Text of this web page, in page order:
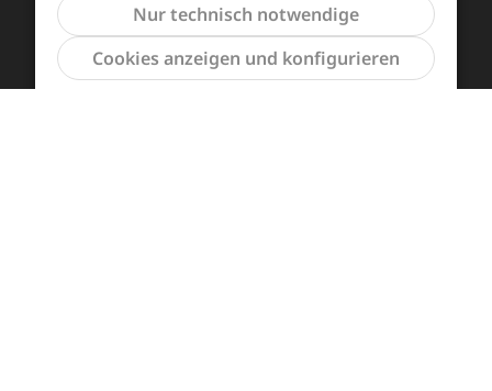
Nur technisch notwendige
Cookies anzeigen und konfigurieren